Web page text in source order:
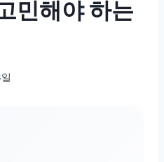
민해야 하는